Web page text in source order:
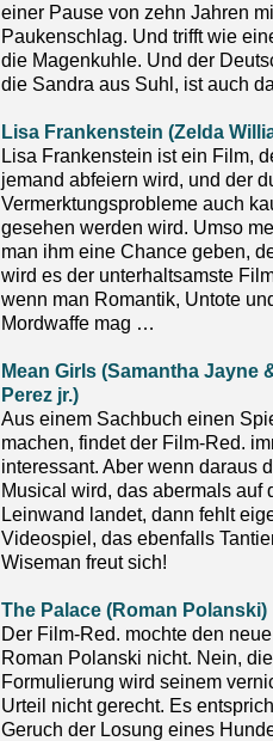
einer Pause von zehn Jahren
Paukenschlag. Und trifft wie
die Magenkuhle. Und der
die Sandra aus Suhl, ist auch
Lisa Frankenstein (Zelda
Lisa Frankenstein ist ein Film,
jemand abfeiern wird, und der
Vermerktungsprobleme auch
gesehen werden wird. Umso
man ihm eine Chance geben,
wird es der unterhaltsamste
wenn man Romantik, Untote
Mordwaffe mag …
Mean Girls (Samantha Jayne
Perez jr.)
Aus einem Sachbuch einen
machen, findet der Film-Red.
interessant. Aber wenn daraus
Musical wird, das abermals auf
Leinwand landet, dann fehlt
Videospiel, das ebenfalls
Wiseman freut sich!
The Palace (Roman Polanski)
Der Film-Red. mochte den
Roman Polanski nicht. Nein,
Formulierung wird seinem
Urteil nicht gerecht. Es
Geruch der Losung eines